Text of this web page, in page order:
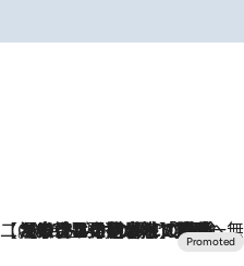
【CREA×星野リゾート】唯一無二。癒しと発見が待つ場所へ
2026.8.7
【トンボの足水浴】ヒノキの香りに包まれて涼感マックス！約13℃の湧水かけ流しを避暑地「星野温泉 トンボの湯」で体験